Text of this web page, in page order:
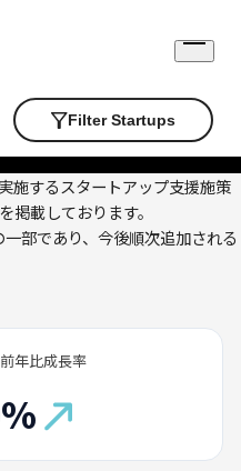
Open
Filter Startups
施するスタートアップ支援施策
掲載しております。
部であり、今後順次追加される
前年比成長率